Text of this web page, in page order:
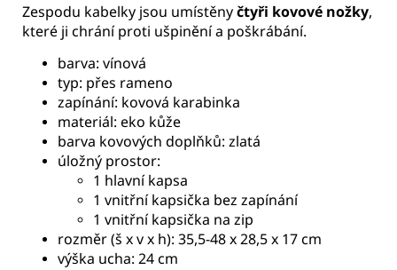
Zespodu kabelky jsou umístěnyčtyři kovové nožky,
které ji chrání proti ušpinění a poškrábání.
barva: vínová
typ: přes rameno
zapínání: kovová karabinka
materiál: eko kůže
barva kovových doplňků: zlatá
úložný prostor:
1 hlavní kapsa
1 vnitřní kapsička bez zapínání
1 vnitřní kapsička na zip
rozměr (š x v x h): 35,5-48 x 28,5 x 17 cm
výška ucha: 24 cm